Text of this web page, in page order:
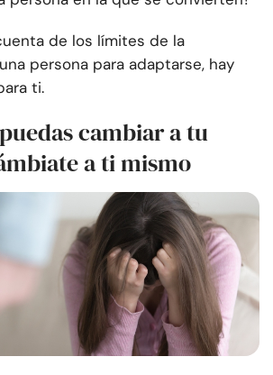
de los límites de la
persona para adaptarse, hay
ti.
cambiar a tu
a ti mismo